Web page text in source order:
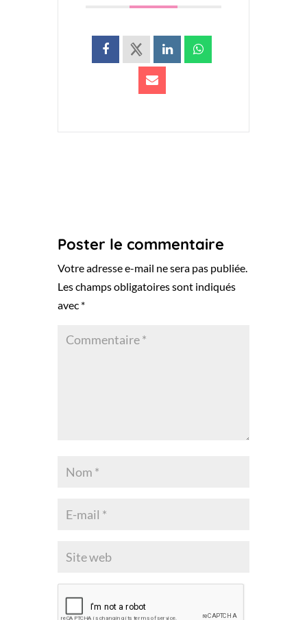
Poster le commentaire
Votre adresse e-mail ne sera pas publiée.
Les champs obligatoires sont indiqués
avec *